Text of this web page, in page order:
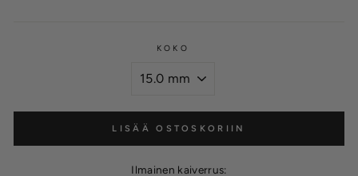
KOKO
LISÄÄ OSTOSKORIIN
Ilmainen kaiverrus: